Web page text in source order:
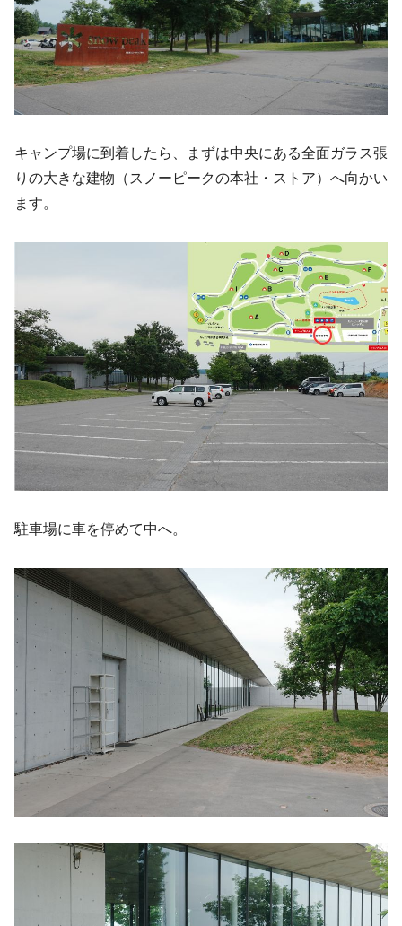
キャンプ場に到着したら、まずは中央にある全面ガラス張
りの大きな建物（スノーピークの本社・ストア）へ向かい
ます。
駐車場に車を停めて中へ。